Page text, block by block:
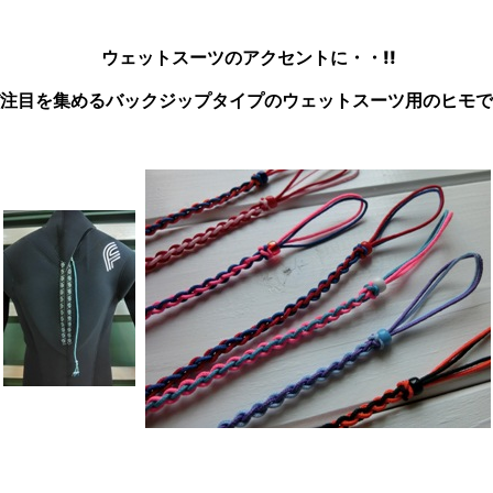
ウェットスーツのアクセントに・・!!
目を集めるバックジップタイプのウェットスーツ用のヒモ